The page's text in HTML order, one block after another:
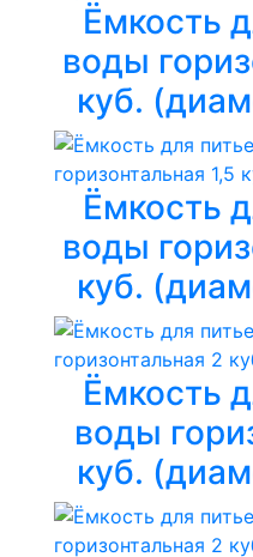
Ёмкость
воды
куб.
Ёмкость
воды
куб.
Ёмкость
воды
куб.